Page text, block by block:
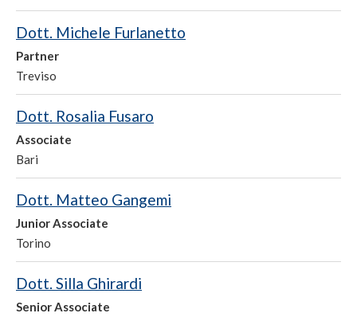
Dott. Michele Furlanetto
Partner
Treviso
Dott. Rosalia Fusaro
Associate
Bari
Dott. Matteo Gangemi
Junior Associate
Torino
Dott. Silla Ghirardi
Senior Associate